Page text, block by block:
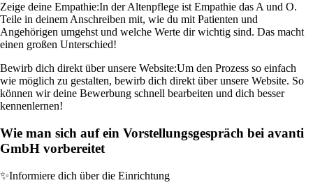
Zeige deine Empathie:In der Altenpflege ist Empathie das A und O.
Teile in deinem Anschreiben mit, wie du mit Patienten und
Angehörigen umgehst und welche Werte dir wichtig sind. Das macht
einen großen Unterschied!
Bewirb dich direkt über unsere Website:Um den Prozess so einfach
wie möglich zu gestalten, bewirb dich direkt über unsere Website. So
können wir deine Bewerbung schnell bearbeiten und dich besser
kennenlernen!
Wie man sich auf ein Vorstellungsgespräch bei avanti
GmbH vorbereitet
✨Informiere dich über die Einrichtung